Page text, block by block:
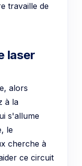
travaille de
laser
alors
à la
s'allume
le
cherche à
ce circuit